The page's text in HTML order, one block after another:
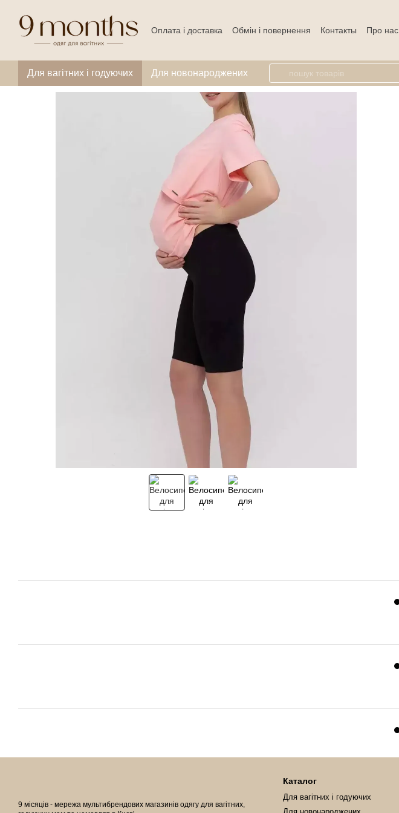
Оплата і доставка Обмін і повернення Контакты Про нас
Для вагітних і годуючих Для новонароджених
9 місяців - мережа мультибрендових магазинів одягу для вагітних,
Каталог
Для вагітних і годуючих